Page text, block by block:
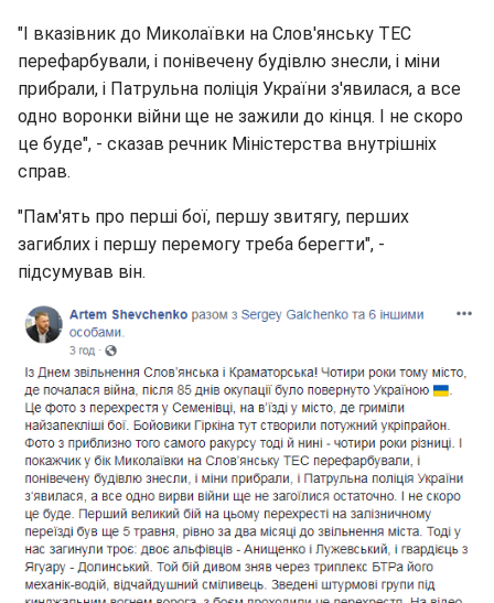
"І вказівник до Миколаївки на Слов'янську ТЕС
перефарбували, і понівечену будівлю знесли, і міни
прибрали, і Патрульна поліція України з'явилася, а все
одно воронки війни ще не зажили до кінця. І не скоро
це буде", - сказав речник Міністерства внутрішніх
справ.
"Пам'ять про перші бої, першу звитягу, перших
загиблих і першу перемогу треба берегти", -
підсумував він.